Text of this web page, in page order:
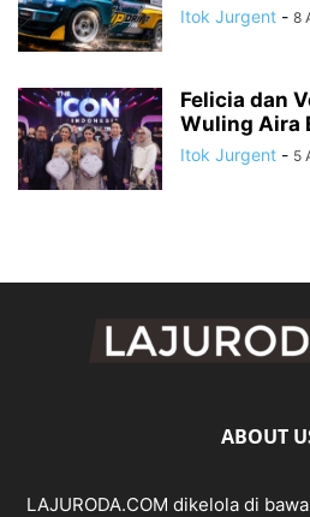
Itok Jurgent - 8
Felicia dan
Wuling Aira
Itok Jurgent - 5
ABOUT
LAJURODA.COM dikelola di